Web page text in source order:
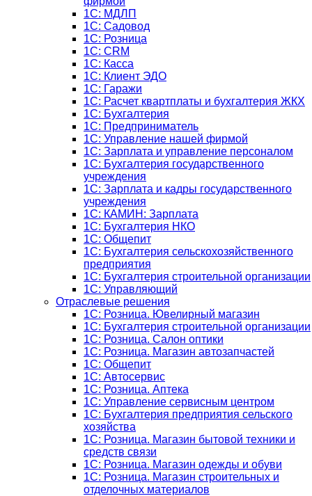
1С: МДЛП
1С: Садовод
1С: Розница
1C: CRM
1C: Касса
1С: Клиент ЭДО
1С: Гаражи
1C: Расчет квартплаты и бухгалтерия ЖКХ
1C: Бухгалтерия
1C: Предприниматель
1C: Управление нашей фирмой
1C: Зарплата и управление персоналом
1C: Бухгалтерия государственного
учреждения
1C: Зарплата и кадры государственного
учреждения
1C: КАМИН: Зарплата
1C: Бухгалтерия НКО
1С: Общепит
1С: Бухгалтерия сельскохозяйст­венного
предприятия
1С: Бухгалтерия строительной организации
1С: Управляющий
Отраслевые решения
1С: Розница. Ювелирный магазин
1С: Бухгалтерия строительной организации
1С: Розница. Салон оптики
1С: Розница. Магазин автозапчастей
1C: Общепит
1С: Автосервис
1С: Розница. Аптека
1С: Управление сервисным центром
1С: Бухгалтерия предприятия сельского
хозяйства
1С: Розница. Магазин бытовой техники и
средств связи
1С: Розница. Магазин одежды и обуви
1С: Розница. Магазин строительных и
отделочных материалов